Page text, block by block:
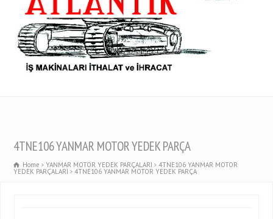
4TNE106 YANMAR MOTOR YEDEK PARÇA
Home YANMAR MOTOR YEDEK PARÇALARI 4TNE106 YANMAR MOTOR
YEDEK PARÇALARI 4TNE106 YANMAR MOTOR YEDEK PARÇA